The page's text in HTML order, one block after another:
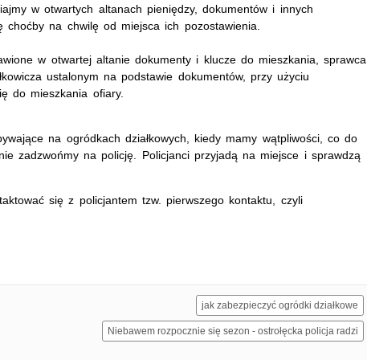
w otwartych altanach pieniędzy, dokumentów i innych
choćby na chwilę od miejsca ich pozostawienia.
w otwartej altanie dokumenty i klucze do mieszkania, sprawca
ustalonym na podstawie dokumentów, przy użyciu
do mieszkania ofiary.
na ogródkach działkowych, kiedy mamy wątpliwości, co do
zadzwońmy na policję. Policjanci przyjadą na miejsce i sprawdzą
się z policjantem tzw. pierwszego kontaktu, czyli
jak zabezpieczyć ogródki działkowe
Niebawem rozpocznie się sezon - ostrołęcka policja radzi